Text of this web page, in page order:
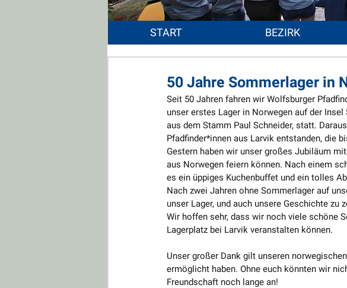
START BEZIRK
50 Jahre Sommerlager in
Seit 50 Jahren fahren wir Wolfsburger
unser erstes Lager in Norwegen auf der
aus dem Stamm Paul Schneider, statt.
Pfadfinder*innen aus Larvik entstanden, die
Gestern haben wir unser großes Jubiläum
aus Norwegen feiern können. Nach einem
es ein üppiges Kuchenbuffet und ein tolles
Nach zwei Jahren ohne Sommerlager auf
unser Lager, und auch unsere Geschichte zu
Wir hoffen sehr, dass wir noch viele schöne
Lagerplatz bei Larvik veranstalten können.
Unser großer Dank gilt unseren
ermöglicht haben. Ohne euch könnten wir
Freundschaft noch lange an!